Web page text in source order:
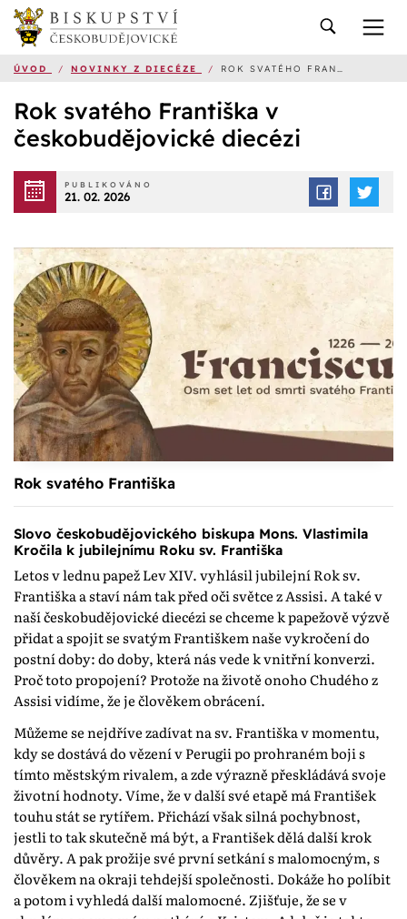
ÚVOD / NOVINKY Z DIECÉZE /
Rok svatého Františka v
českobudějovické diecézi
PUBLIKOVÁNO
21. 02. 2026
Rok svatého Františka
Slovo českobudějovického biskupa Mons. Vlastimila
Kročila k jubilejnímu Roku sv. Františka
Letos v lednu papež Lev XIV. vyhlásil jubilejní Rok sv.
Františka a staví nám tak před oči světce z Assisi. A také v
naší českobudějovické diecézi se chceme k papežově výzvě
přidat a spojit se svatým Františkem naše vykročení do
postní doby: do doby, která nás vede k vnitřní konverzi.
Proč toto propojení? Protože na životě onoho Chudého z
Assisi vidíme, že je člověkem obrácení.
Můžeme se nejdříve zadívat na sv. Františka v momentu,
kdy se dostává do vězení v Perugii po prohraném boji s
tímto městským rivalem, a zde výrazně přeskládává svoje
životní hodnoty. Víme, že v další své etapě má František
touhu stát se rytířem. Přichází však silná pochybnost,
jestli to tak skutečně má být, a František dělá další krok
důvěry. A pak prožije své první setkání s malomocným, s
člověkem na okraji tehdejší společnosti. Dokáže ho políbit
a potom i vyhledá další malomocné. Zjišťuje, že se v